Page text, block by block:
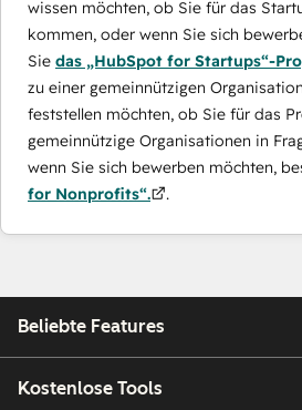
wissen möchten, ob Sie für das
kommen, oder wenn Sie sich
Sie das „HubSpot for Startups“-
zu einer gemeinnützigen
feststellen möchten, ob Sie für das
gemeinnützige Organisationen in
wenn Sie sich bewerben möchten,
for Nonprofits“.
.
Beliebte Features
Kostenlose Tools